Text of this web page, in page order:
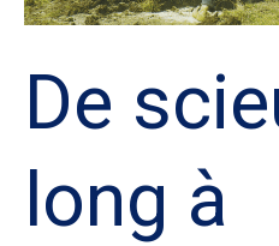
De
long à